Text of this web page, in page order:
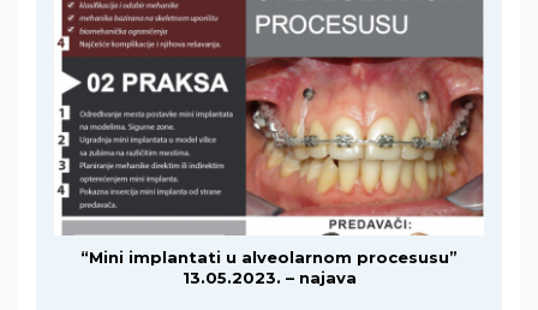
“Mini implantati u alveolarnom procesusu”
13.05.2023. – najava